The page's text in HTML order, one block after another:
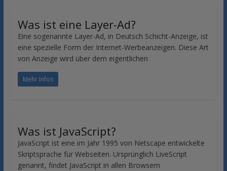
Was ist eine Layer-Ad?
Eine sogenannte Layer-Ad, in Deutsch Schicht-Anzeige, ist
eine spezielle Form der Internet-Werbeanzeigen. Diese Art
von Anzeige wird über dem eigentlichen
Mehr Infos
Was ist JavaScript?
JavaScript ist eine im Jahr 1995 von Netscape entwickelte
Skriptsprache für Webseiten. Ursprünglich LiveScript
genannt, findet JavaScript in allen Browsern